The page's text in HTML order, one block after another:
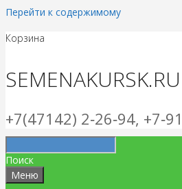
Перейти к содержимому
Корзина
+7(47142) 2‑26‑94,
Поиск
Меню